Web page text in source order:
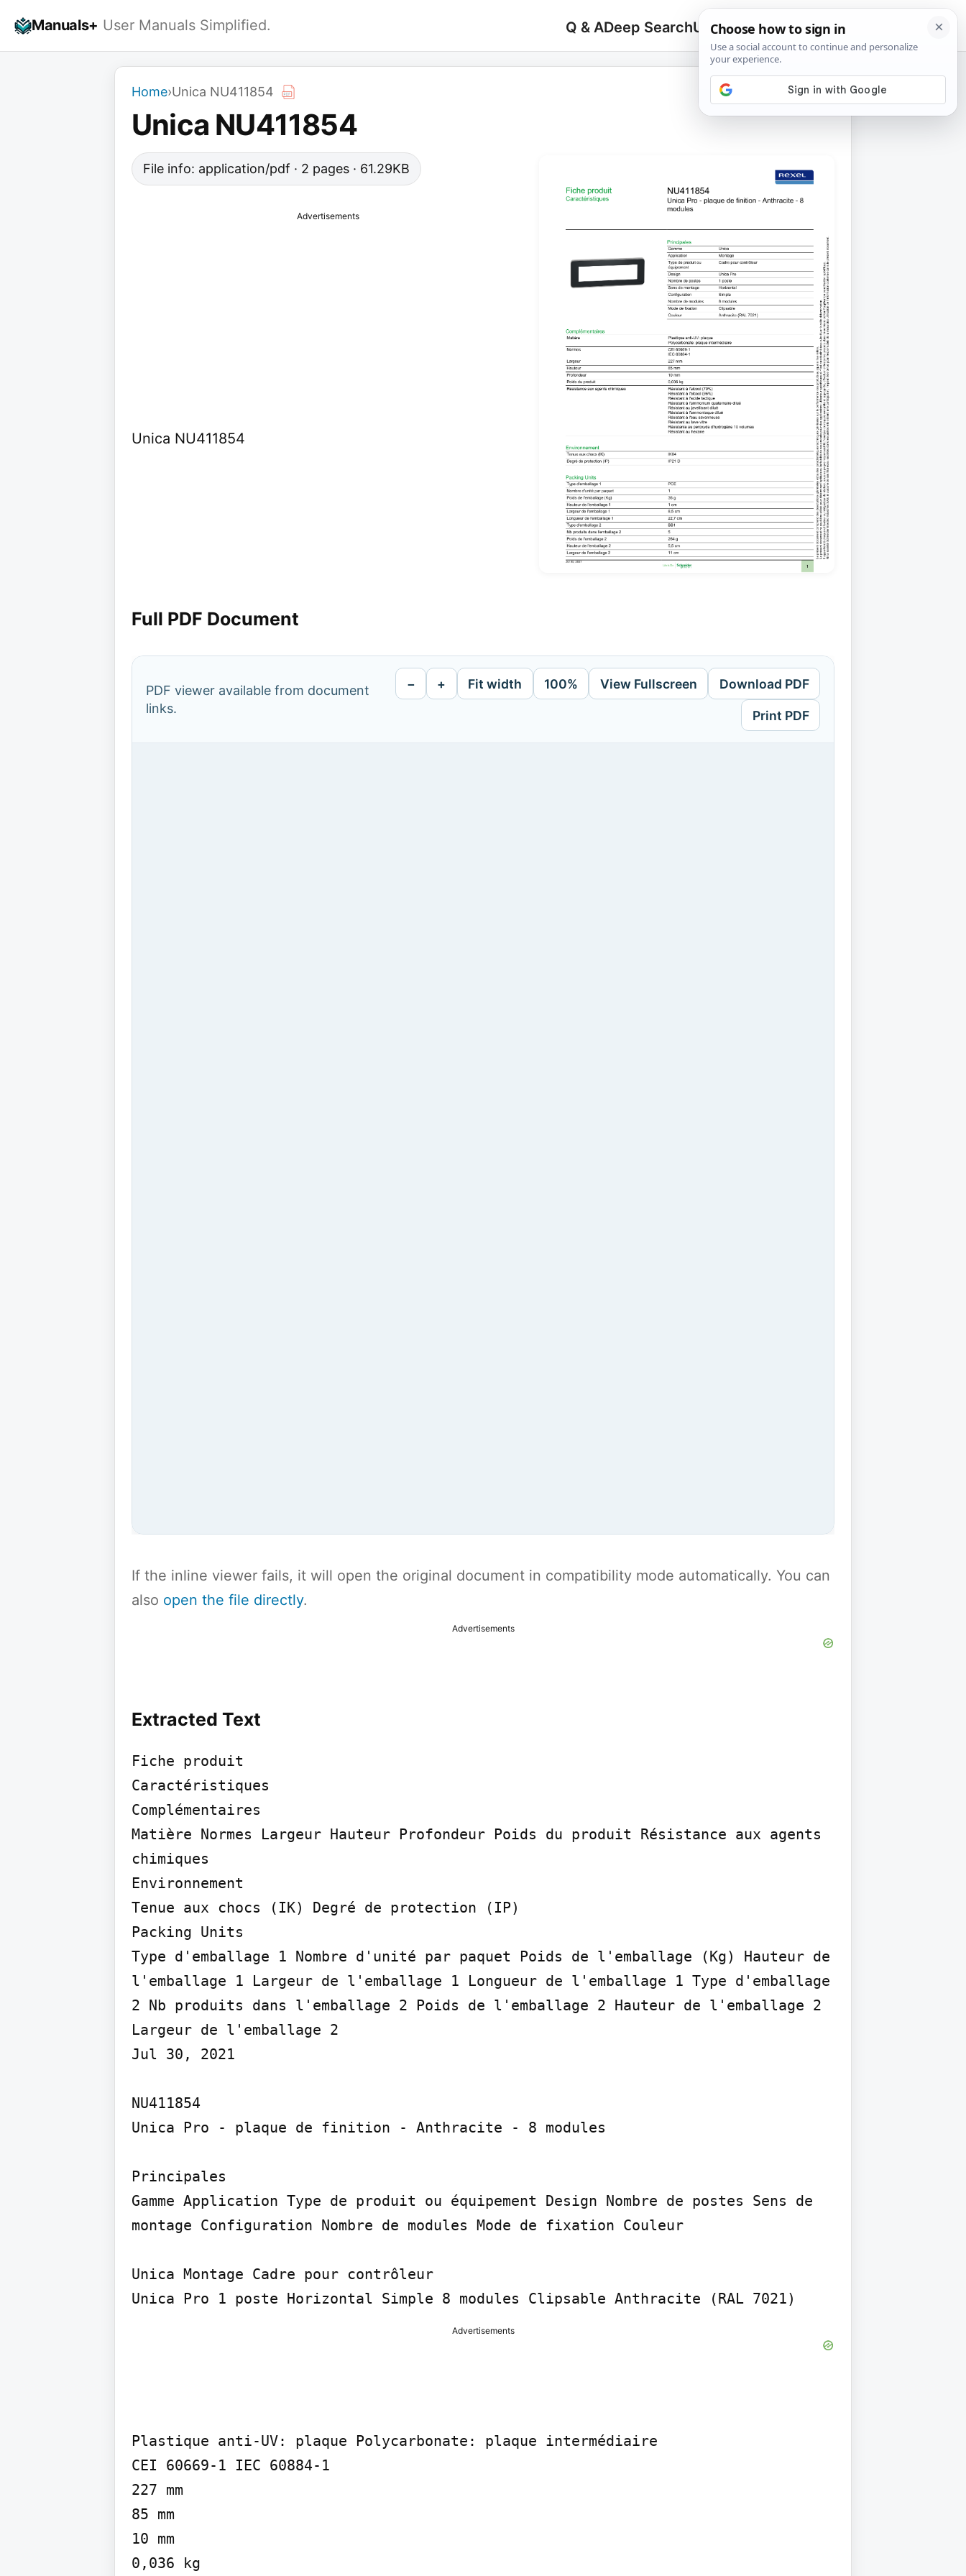
Manuals+ User Manuals Simplified. Q & ADeep SearchUpload
Search
for:
🔍
Home›Unica NU411854
Unica NU411854
File info: application/pdf · 2 pages · 61.29KB
Advertisements
Unica NU411854
Full PDF Document
PDF viewer available from document
links.
− + Fit width 100% View Fullscreen Download PDF
Print PDF
If the inline viewer fails, it will open the original document in compatibility mode automatically. You can
also open the file directly.
Advertisements
Extracted Text
Fiche produit
Caractéristiques
Complémentaires
Matière Normes Largeur Hauteur Profondeur Poids du produit Résistance aux agents
chimiques
Environnement
Tenue aux chocs (IK) Degré de protection (IP)
Packing Units
Type d'emballage 1 Nombre d'unité par paquet Poids de l'emballage (Kg) Hauteur de
l'emballage 1 Largeur de l'emballage 1 Longueur de l'emballage 1 Type d'emballage
2 Nb produits dans l'emballage 2 Poids de l'emballage 2 Hauteur de l'emballage 2
Largeur de l'emballage 2
Jul 30, 2021
NU411854
Unica Pro - plaque de finition - Anthracite - 8 modules
Principales
Gamme Application Type de produit ou équipement Design Nombre de postes Sens de
montage Configuration Nombre de modules Mode de fixation Couleur
Unica Montage Cadre pour contrôleur
Unica Pro 1 poste Horizontal Simple 8 modules Clipsable Anthracite (RAL 7021)
Advertisements
Plastique anti-UV: plaque Polycarbonate: plaque intermédiaire
CEI 60669-1 IEC 60884-1
227 mm
85 mm
10 mm
0,036 kg